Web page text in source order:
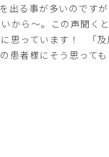
る事が多いのです
いから～。この声聞
思っています！ 「
患者様にそう思って